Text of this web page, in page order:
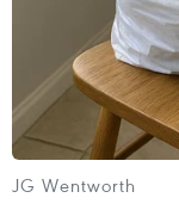
TIN LIÊN
JG Wentworth